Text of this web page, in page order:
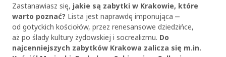
Zastanawiasz się, jakie są zabytki w Krakowie, które
warto poznać? Lista jest naprawdę imponująca ‒
od gotyckich kościołów, przez renesansowe dziedzińce,
aż po ślady kultury żydowskiej i socrealizmu. Do
najcenniejszych zabytków Krakowa zalicza się m.in.